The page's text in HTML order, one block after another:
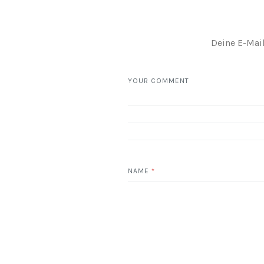
Deine E-
YOUR COMMENT
NAME *